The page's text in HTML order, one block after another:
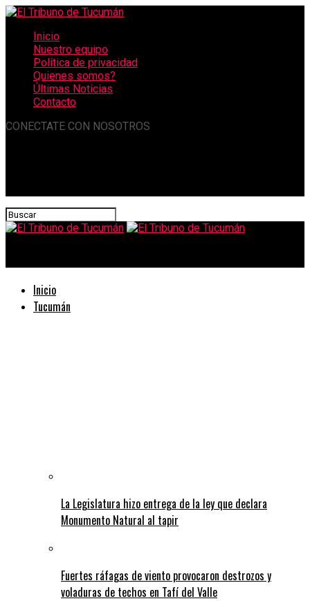
Inicio
Nuestro equipo
Política de privacidad
Quienes somos?
Últimas Noticias
Contacto
CONECTATE CON NOSOTROS
Inicio
Tucumán
La Legislatura hizo entrega de la ley que declara
Monumento Natural al tapir
Fuertes ráfagas de viento provocaron destrozos y
voladuras de techos en Tafí del Valle